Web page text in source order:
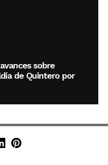
sobre
de Quintero por
X (Twitter)
en TikTok
de Minuto30 en
Minuto30 en LinkedIn
Minuto30 en